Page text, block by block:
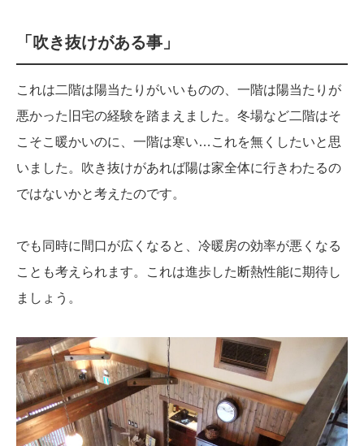
「吹き抜けがある事」
これは二階は陽当たりがいいものの、一階は陽当たりが
悪かった旧宅の経験を踏まえました。冬場など二階はそ
こそこ暖かいのに、一階は寒い…これを無くしたいと思
いました。吹き抜けがあれば陽は家全体に行きわたるの
ではないかと考えたのです。
でも同時に間口が広くなると、冷暖房の効率が悪くなる
ことも考えられます。これは進歩した断熱性能に期待し
ましょう。